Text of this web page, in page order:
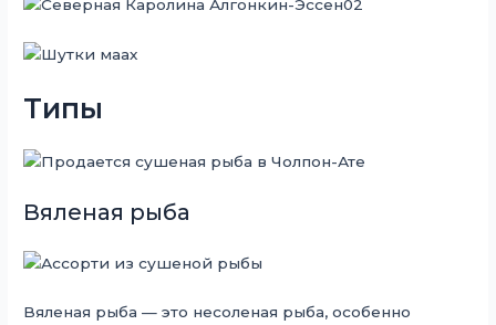
Типы
Вяленая рыба
Вяленая рыба — это несоленая рыба, особенно